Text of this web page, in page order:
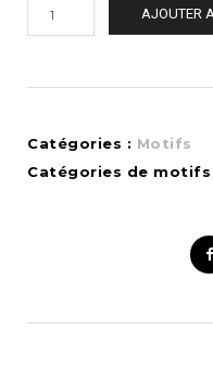
AJOUTER
Catégories : Motifs
Catégories de motifs